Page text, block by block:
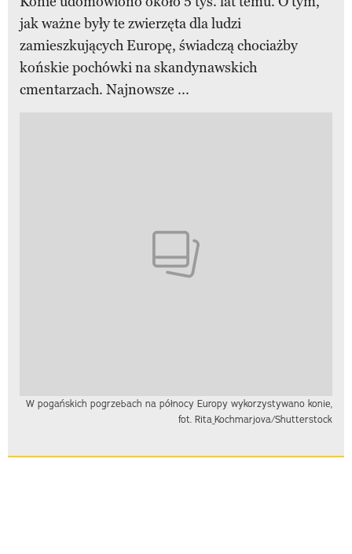
jak ważne były te zwierzęta dla ludzi
zamieszkujących Europę, świadczą chociażby
końskie pochówki na skandynawskich
cmentarzach. Najnowsze ...
W pogańskich pogrzebach na północy Europy wykorzystywano konie,
fot. Rita_Kochmarjova/Shutterstock